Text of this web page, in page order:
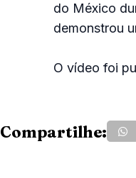
do México
demonstrou
O vídeo foi
Compartilhe: